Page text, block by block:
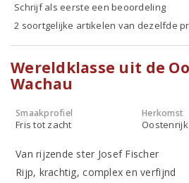
Schrijf als eerste een beoordeling
2 soortgelijke artikelen van dezelfde
Wereldklasse uit de
Wachau
Smaakprofiel
Fris tot zacht
Herkomst
Van rijzende ster Josef Fischer
Rijp, krachtig, complex en verfijnd